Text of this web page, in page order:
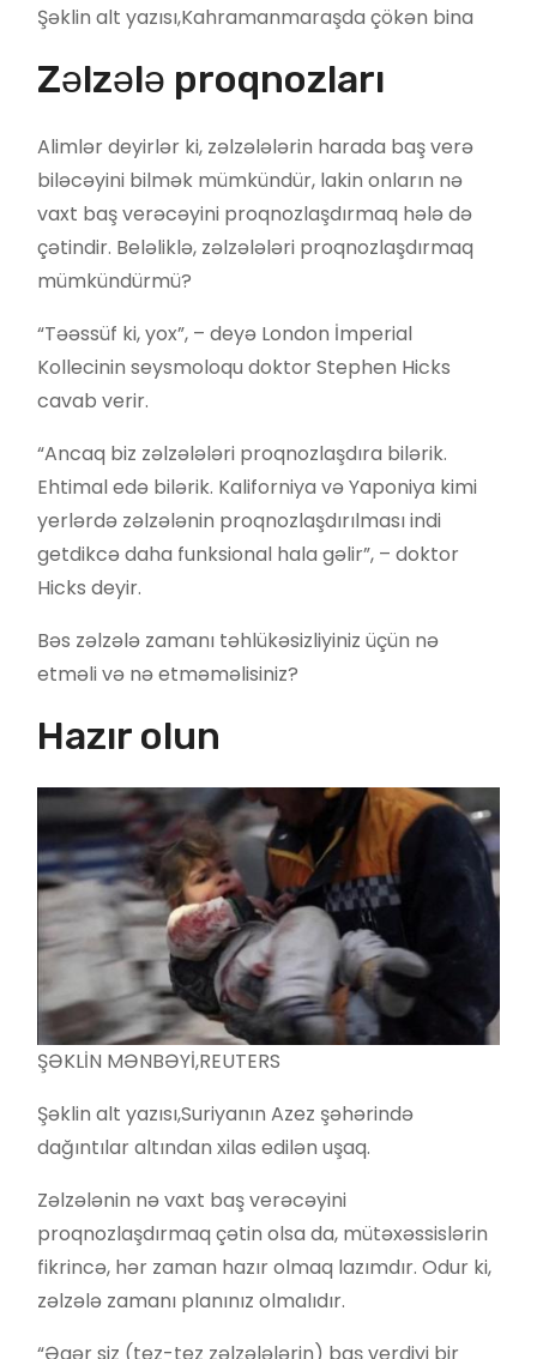
Şəklin alt yazısı,Kahramanmaraşda çökən bina
Zəlzələ proqnozları
Alimlər deyirlər ki, zəlzələlərin harada baş verə
biləcəyini bilmək mümkündür, lakin onların nə
vaxt baş verəcəyini proqnozlaşdırmaq hələ də
çətindir. Beləliklə, zəlzələləri proqnozlaşdırmaq
mümkündürmü?
“Təəssüf ki, yox”, – deyə London İmperial
Kollecinin seysmoloqu doktor Stephen Hicks
cavab verir.
“Ancaq biz zəlzələləri proqnozlaşdıra bilərik.
Ehtimal edə bilərik. Kaliforniya və Yaponiya kimi
yerlərdə zəlzələnin proqnozlaşdırılması indi
getdikcə daha funksional hala gəlir”, – doktor
Hicks deyir.
Bəs zəlzələ zamanı təhlükəsizliyiniz üçün nə
etməli və nə etməməlisiniz?
Hazır olun
ŞƏKLİN MƏNBƏYİ,REUTERS
Şəklin alt yazısı,Suriyanın Azez şəhərində
dağıntılar altından xilas edilən uşaq.
Zəlzələnin nə vaxt baş verəcəyini
proqnozlaşdırmaq çətin olsa da, mütəxəssislərin
fikrincə, hər zaman hazır olmaq lazımdır. Odur ki,
zəlzələ zamanı planınız olmalıdır.
“Əgər siz (tez-tez zəlzələlərin) baş verdiyi bir